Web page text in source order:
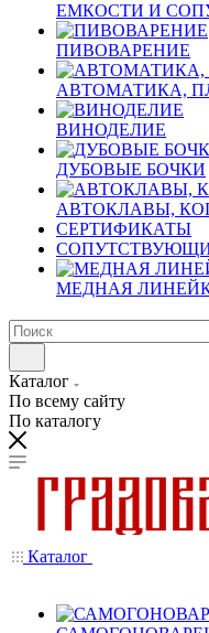
ЕМКОСТИ И
ПИВОВАРЕНИЕ
АВТОМАТИКА,
ВИНОДЕЛИЕ
ДУБОВЫЕ БОЧКИ
АВТОКЛАВЫ,
СЕРТИФИКАТЫ
МЕДНАЯ
Каталог
По всему сайту
По каталогу
Каталог